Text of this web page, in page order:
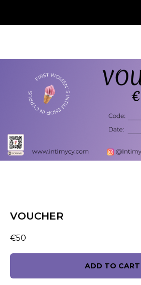
VOUCHER
€50
ADD TO CART